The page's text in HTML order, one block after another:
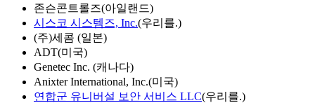
존슨콘트롤즈(아일랜드)
시스코 시스템즈, Inc.(우리를.)
(주)세콤 (일본)
ADT(미국)
Genetec Inc. (캐나다)
Anixter International, Inc.(미국)
연합군 유니버설 보안 서비스 LLC(우리를.)